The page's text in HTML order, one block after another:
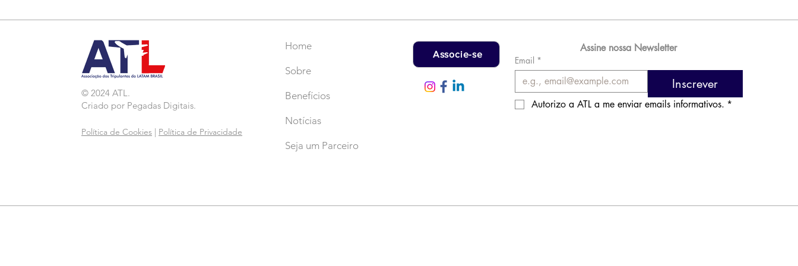
© 2024 ATL.
Criado por Pegadas Digitais.
Política de Cookies Política de Privacidade
Home
Sobre
Benefícios
Notícias
Seja um Parceiro
Associe-se
Assine nossa Newsletter
Email *
Inscrever
Autorizo a ATL a me enviar emails informativos. *